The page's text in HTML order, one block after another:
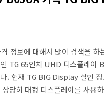
정보에 대해서 많이 검색을 하
TG 65인치 UHD 디스플레이
. 현재 TG BIG Display 할인 정
상당히 대형 디스플레이를 사용